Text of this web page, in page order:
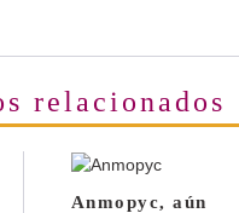
relacionados
Anmopyc, aún